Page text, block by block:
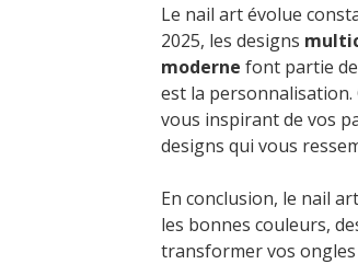
Le nail art évolue
2025, les designs
moderne font partie
est la
vous inspirant de vos
designs qui vous
En conclusion, le nail
les bonnes couleurs,
transformer vos